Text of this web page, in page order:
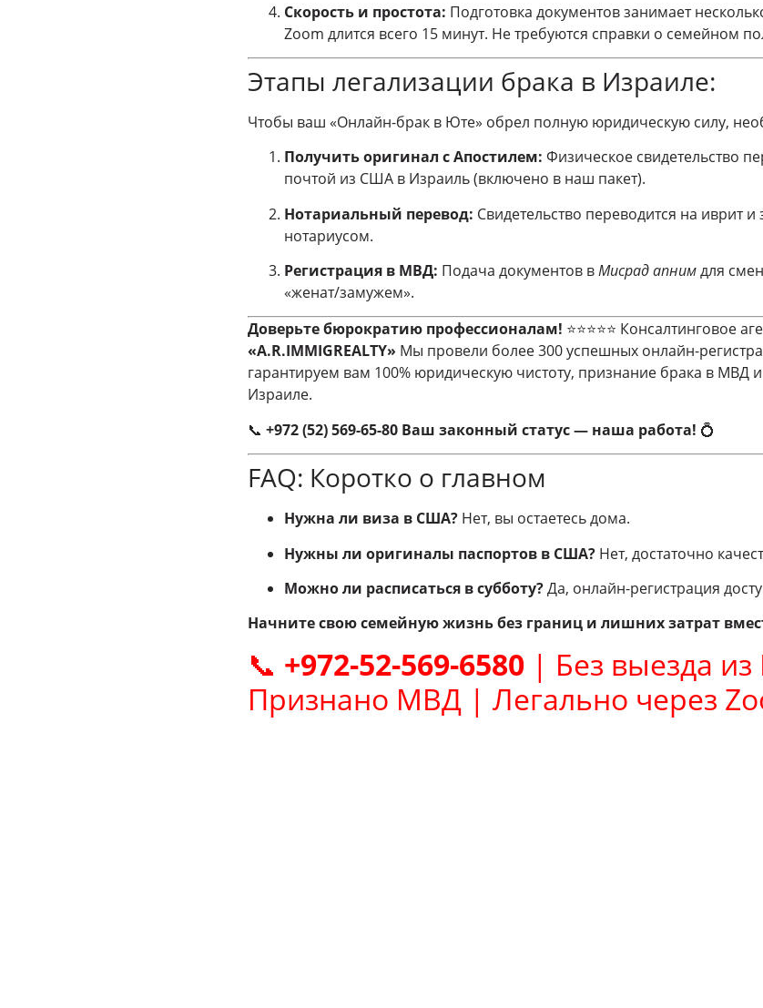
Скорость и простота: Подготовка документов занимает
Zoom длится всего 15 минут. Не требуются справки о семейном
Этапы легализации брака в Израиле:
Чтобы ваш «Онлайн-брак в Юте» обрел полную юридическую силу,
Получить оригинал с Апостилем: Физическое свидетельство
почтой из США в Израиль (включено в наш пакет).
Нотариальный перевод: Свидетельство переводится на иврит
нотариусом.
Регистрация в МВД: Подача документов вМисрад апнимдля
«женат/замужем».
Доверьте бюрократию профессионалам! ⭐⭐⭐⭐⭐ Консалтинговое
«A.R.IMMIGREALTY» Мы провели более 300 успешных онлайн-
гарантируем вам 100% юридическую чистоту, признание брака в МВД
Израиле.
📞 +972 (52) 569-65-80 Ваш законный статус — наша работа! 💍
FAQ: Коротко о главном
Нужна ли виза в США? Нет, вы остаетесь дома.
Нужны ли оригиналы паспортов в США? Нет, достаточно
Можно ли расписаться в субботу?Да, онлайн-регистрация
Начните свою семейную жизнь без границ и лишних затрат
📞 +972-52-569-6580 | Без выезда
Признано МВД | Легально через